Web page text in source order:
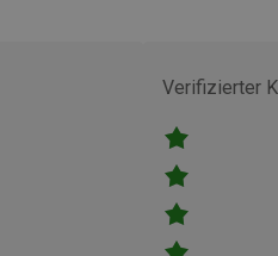
Verifizierter